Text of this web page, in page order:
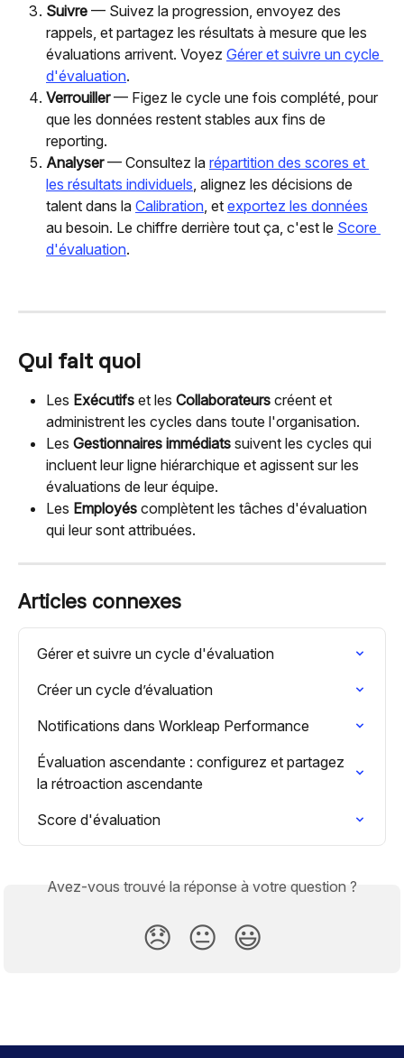
Suivre — Suivez la progression, envoyez des
rappels, et partagez les résultats à mesure que les
évaluations arrivent. Voyez Gérer et suivre un cycle
d'évaluation.
Verrouiller — Figez le cycle une fois complété, pour
que les données restent stables aux fins de
reporting.
Analyser — Consultez la répartition des scores et
les résultats individuels , alignez les décisions de
talent dans la Calibration , et exportez les données
au besoin. Le chiffre derrière tout ça, c'est le Score
d'évaluation.
Qui fait quoi
Les Exécutifs et les Collaborateurs créent et
administrent les cycles dans toute l'organisation.
Les Gestionnaires immédiats suivent les cycles qui
incluent leur ligne hiérarchique et agissent sur les
évaluations de leur équipe.
Les Employés complètent les tâches d'évaluation
qui leur sont attribuées.
Articles connexes
Gérer et suivre un cycle d'évaluation
Créer un cycle d’évaluation
Notifications dans Workleap Performance
Évaluation ascendante : configurez et partagez
la rétroaction ascendante
Score d'évaluation
Avez-vous trouvé la réponse à votre question ?
😞 😐 😃